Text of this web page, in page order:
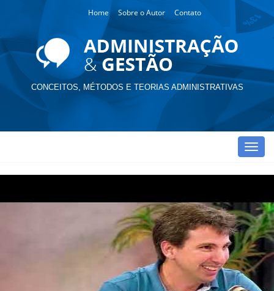
Home Sobre o Autor Contato
CONCEITOS, MÉTODOS E TEORIAS ADMINISTRATIVAS